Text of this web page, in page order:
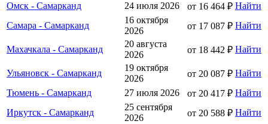
Омск - Самарканд
24 июля 2026 от 16 464 ₽ Найти
Самара - Самарканд
16 октября
2026
от 17 087 ₽ Найти
Махачкала - Самарканд
20 августа
2026
от 18 442 ₽ Найти
Ульяновск - Самарканд
19 октября
2026
от 20 087 ₽ Найти
Тюмень - Самарканд
27 июля 2026 от 20 417 ₽ Найти
Иркутск - Самарканд
25 сентября
2026
от 20 588 ₽ Найти